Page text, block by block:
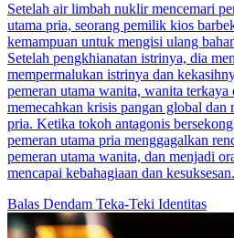
Setelah air limbah nuklir mencemari
utama pria, seorang pemilik kios
kemampuan untuk mengisi ulang
Setelah pengkhianatan istrinya, dia
mempermalukan istrinya dan
pemeran utama wanita, wanita
memecahkan krisis pangan global dan
pria. Ketika tokoh antagonis
pemeran utama pria menggagalkan
pemeran utama wanita, dan menjadi
mencapai kebahagiaan dan kesuksesan.
Balas Dendam Teka-Teki Identitas